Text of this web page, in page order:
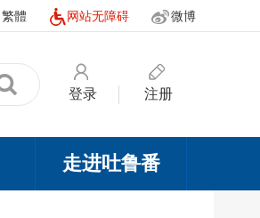
繁體 网站无障碍 微博
登录 注册
走进吐鲁番